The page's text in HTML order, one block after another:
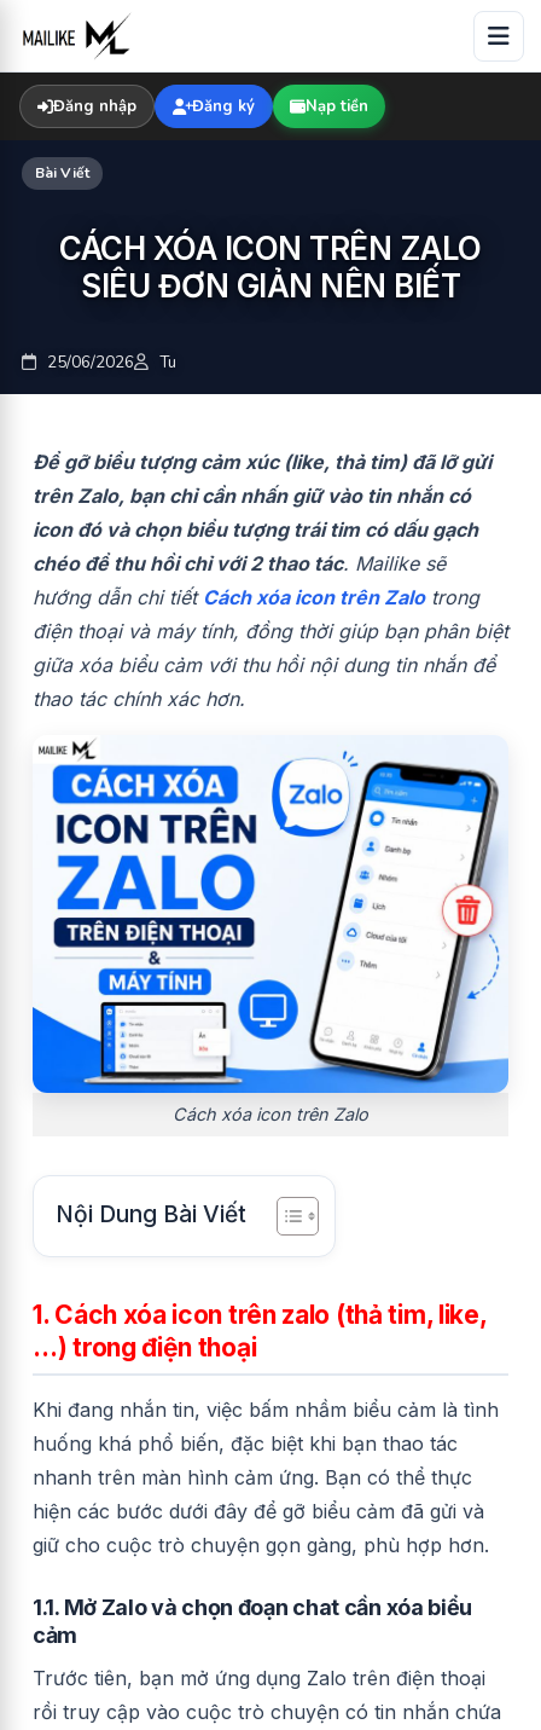
content
Đăng nhập Đăng ký Nạp tiền
Bài Viết
CÁCH XÓA ICON TRÊN ZALO
SIÊU ĐƠN GIẢN NÊN BIẾT
25/06/2026 Tu
Để gỡ biểu tượng cảm xúc (like, thả tim) đã lỡ gửi
trên Zalo, bạn chỉ cần nhấn giữ vào tin nhắn có
icon đó và chọn biểu tượng trái tim có dấu gạch
chéo để thu hồi chỉ với 2 thao tác. Mailike sẽ
hướng dẫn chi tiết Cách xóa icon trên Zalotrong
điện thoại và máy tính, đồng thời giúp bạn phân biệt
giữa xóa biểu cảm với thu hồi nội dung tin nhắn để
thao tác chính xác hơn.
Cách xóa icon trên Zalo
Nội Dung Bài Viết
1. Cách xóa icon trên zalo (thả tim, like,
…) trong điện thoại
Khi đang nhắn tin, việc bấm nhầm biểu cảm là tình
huống khá phổ biến, đặc biệt khi bạn thao tác
nhanh trên màn hình cảm ứng. Bạn có thể thực
hiện các bước dưới đây để gỡ biểu cảm đã gửi và
giữ cho cuộc trò chuyện gọn gàng, phù hợp hơn.
1.1. Mở Zalo và chọn đoạn chat cần xóa biểu
cảm
Trước tiên, bạn mở ứng dụng Zalo trên điện thoại
rồi truy cập vào cuộc trò chuyện có tin nhắn chứa